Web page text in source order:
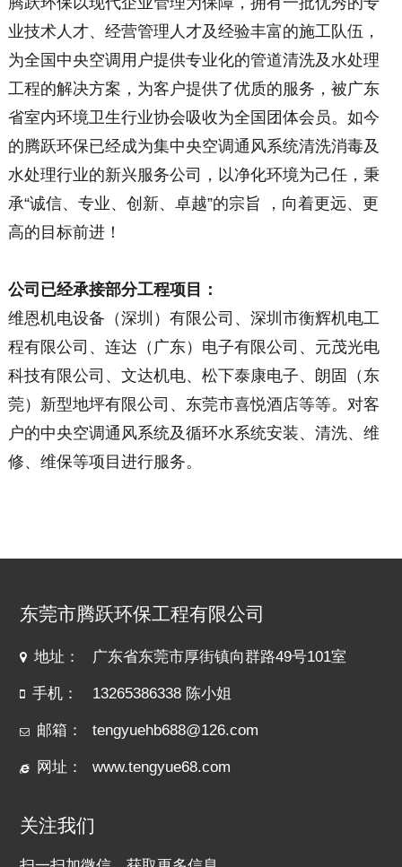
业技术人才、经营管理人才及经验丰富的施工队伍，
为全国中央空调用户提供专业化的管道清洗及水处理
工程的解决方案，为客户提供了优质的服务，被广东
省室内环境卫生行业协会吸收为全国团体会员。如今
的腾跃环保已经成为集中央空调通风系统清洗消毒及
水处理行业的新兴服务公司，以净化环境为己任，秉
承“诚信、专业、创新、卓越”的宗旨 ，向着更远、更
高的目标前进！
公司已经承接部分工程项目：
维恩机电设备（深圳）有限公司、深圳市衡辉机电工
程有限公司、连达（广东）电子有限公司、元茂光电
科技有限公司、文达机电、松下泰康电子、朗固（东
莞）新型地坪有限公司、东莞市喜悦酒店等等。对客
户的中央空调通风系统及循环水系统安装、清洗、维
修、维保等项目进行服务。
东莞市腾跃环保工程有限公司
地址： 广东省东莞市厚街镇向群路49号101室
手机： 13265386338 陈小姐
邮箱： tengyuehb688@126.com
网址： www.tengyue68.com
关注我们